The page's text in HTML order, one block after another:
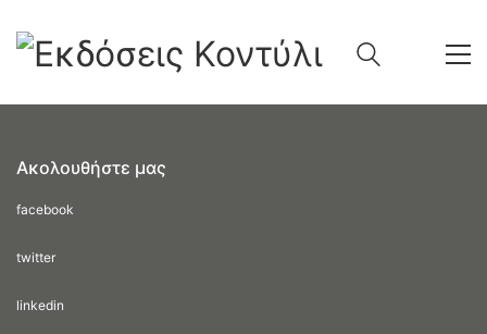
Ακολουθήστε μας
facebook
twitter
linkedin